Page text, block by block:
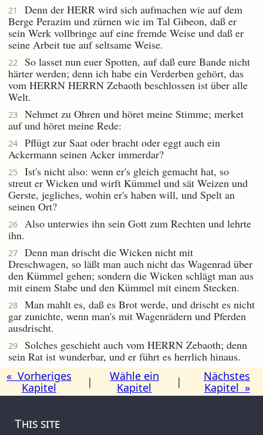
21
Denn der HERR wird sich aufmachen wie auf dem
Berge Perazim und zürnen wie im Tal Gibeon, daß er
sein Werk vollbringe auf eine fremde Weise und daß er
seine Arbeit tue auf seltsame Weise.
22
So lasset nun euer Spotten, auf daß eure Bande nicht
härter werden; denn ich habe ein Verderben gehört, das
vom HERRN HERRN Zebaoth beschlossen ist über alle
Welt.
23
Nehmet zu Ohren und höret meine Stimme; merket
auf und höret meine Rede:
24
Pflügt zur Saat oder bracht oder eggt auch ein
Ackermann seinen Acker immerdar?
25
Ist's nicht also: wenn er's gleich gemacht hat, so
streut er Wicken und wirft Kümmel und sät Weizen und
Gerste, jegliches, wohin er's haben will, und Spelt an
seinen Ort?
26
Also unterwies ihn sein Gott zum Rechten und lehrte
ihn.
27
Denn man drischt die Wicken nicht mit
Dreschwagen, so läßt man auch nicht das Wagenrad über
den Kümmel gehen; sondern die Wicken schlägt man aus
mit einem Stabe und den Kümmel mit einem Stecken.
28
Man mahlt es, daß es Brot werde, und drischt es nicht
gar zunichte, wenn man's mit Wagenrädern und Pferden
ausdrischt.
29
Solches geschieht auch vom HERRN Zebaoth; denn
sein Rat ist wunderbar, und er führt es herrlich hinaus.
« Vorheriges
Kapitel
|
Wähle ein
Kapitel
|
Nächstes
Kapitel »
This site